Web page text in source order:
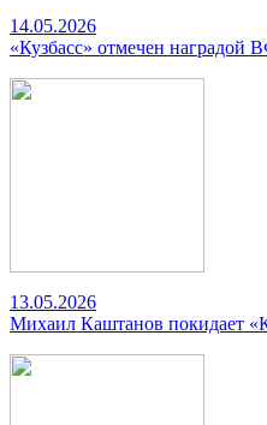
14.05.2026
«Кузбасс» отмечен наградой
13.05.2026
Михаил Каштанов покидает